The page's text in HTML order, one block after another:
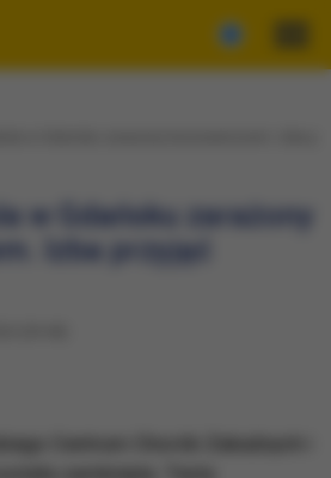
w Gdańsku zarażony
Izba przyjęć